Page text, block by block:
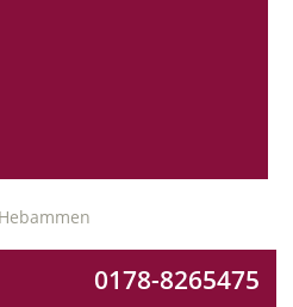
0178-8265475